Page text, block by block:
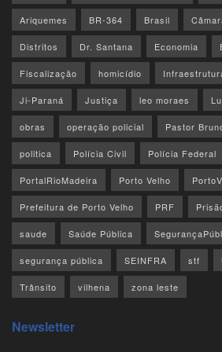
Ariquemes BR-364 Brasil
Distritos Dr. Santana Economia
Fiscalização homicídio
Ji-Paraná Justiça leo moraes
obras operação policial Pastor
politica Polícia Civil Polícia Federal
PortalRioMadeira Porto Velho
Prefeitura de Porto Velho PRF
saude Saúde Pública
segurança pública SEINFRA stf
Trânsito vilhena zona leste
Newsletter